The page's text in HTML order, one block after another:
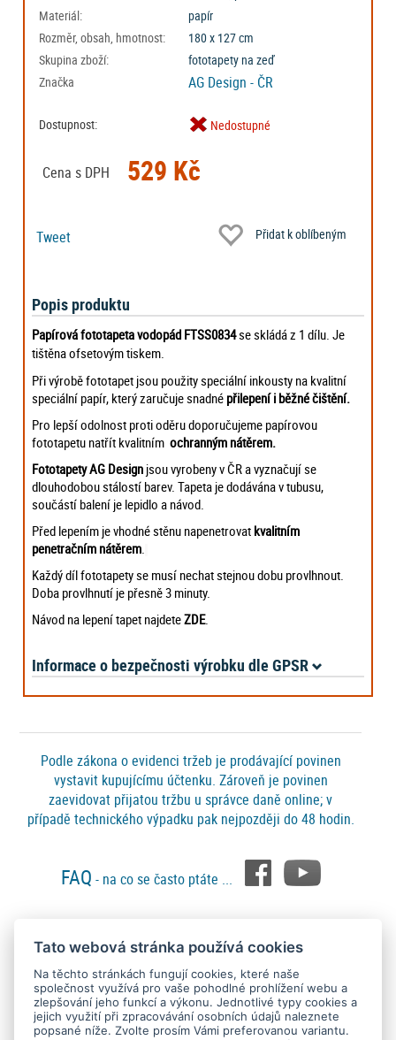
Materiál:
papír
Rozměr, obsah, hmotnost:
180 x 127 cm
Skupina zboží:
fototapety na zeď
Značka
AG Design - ČR
Dostupnost: Nedostupné
Cena s DPH 529 Kč
Tweet Přidat k oblíbeným
Popis produktu
Papírová fototapetavodopád FTSS0834se skládá z 1 dílu. Je
tištěna ofsetovým tiskem.
Při výrobě fototapet jsou použity speciální inkousty na kvalitní
speciální papír, který zaručuje snadné přilepení i běžné čištění.
Pro lepší odolnost proti oděru doporučujeme papírovou
fototapetu natřít kvalitnímochranným nátěrem.
Fototapety AG Design jsou vyrobeny v ČRavyznačují se
dlouhodobou stálostí barev. Tapeta je dodávána v tubusu,
součástí balení je lepidlo a návod.
Před lepením je vhodné stěnu napenetrovat kvalitním
penetračním nátěrem
Každý díl fototapety se musí nechat stejnou dobu provlhnout.
Doba provlhnutí je přesně 3 minuty.
Návod na lepení tapet najdeteZDE.
Informace o bezpečnosti výrobku dle GPSR
Podle zákona o evidenci tržeb je prodávající povinen
vystavit kupujícímu účtenku. Zároveň je povinen
zaevidovat přijatou tržbu u správce daně online; v
případě technického výpadku pak nejpozději do 48 hodin.
FAQ - na co se často ptáte ...
Platební metody
Tato webová stránka používá cookies
Na těchto stránkách fungují cookies, které naše
společnost využívá pro vaše pohodlné prohlížení webu a
zlepšování jeho funkcí a výkonu. Jednotlivé typy cookies a
jejich využití při zpracovávání osobních údajů naleznete
popsané níže. Zvolte prosím Vámi preferovanou variantu.